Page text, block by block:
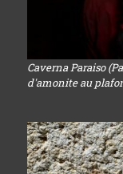
Caverna Paraiso
d'amonite au